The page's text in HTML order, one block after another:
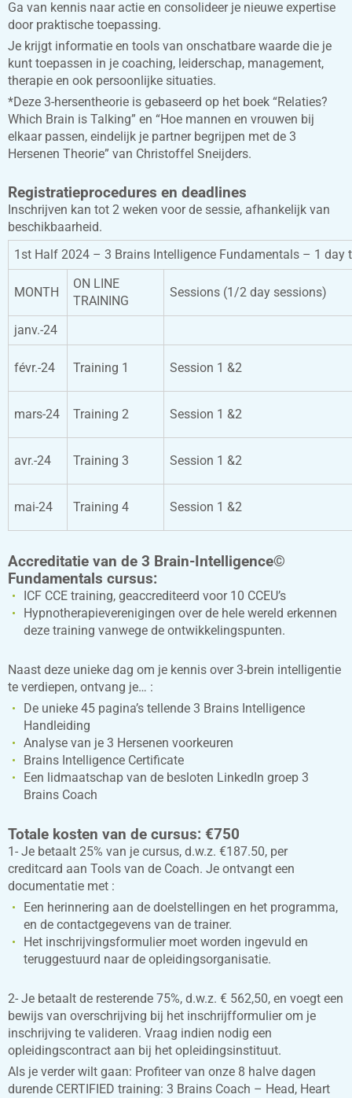
Ga van kennis naar actie en consolideer je nieuwe expertise
door praktische toepassing.
Je krijgt informatie en tools van onschatbare waarde die je
kunt toepassen in je coaching, leiderschap, management,
therapie en ook persoonlijke situaties.
*Deze 3-hersentheorie is gebaseerd op het boek “Relaties?
Which Brain is Talking” en “Hoe mannen en vrouwen bij
elkaar passen, eindelijk je partner begrijpen met de 3
Hersenen Theorie” van Christoffel Sneijders.
Registratieprocedures en deadlines
Inschrijven kan tot 2 weken voor de sessie, afhankelijk van
beschikbaarheid.
1st Half 2024 – 3 Brains Intelligence Fundamentals – 1 day
MONTH
ON LINE
TRAINING
Sessions (1/2 day sessions)
janv.-24
févr.-24 Training 1 Session 1 &2
mars-24 Training 2 Session 1 &2
avr.-24 Training 3 Session 1 &2
mai-24 Training 4 Session 1 &2
Accreditatie van de 3 Brain-Intelligence©
Fundamentals cursus:
ICF CCE training, geaccrediteerd voor 10 CCEU’s
Hypnotherapieverenigingen over de hele wereld erkennen
deze training vanwege de ontwikkelingspunten.
Naast deze unieke dag om je kennis over 3-brein intelligentie
te verdiepen, ontvang je… :
De unieke 45 pagina’s tellende 3 Brains Intelligence
Handleiding
Analyse van je 3 Hersenen voorkeuren
Brains Intelligence Certificate
Een lidmaatschap van de besloten LinkedIn groep 3
Brains Coach
Totale kosten van de cursus: €750
1- Je betaalt 25% van je cursus, d.w.z. €187.50, per
creditcard aan Tools van de Coach. Je ontvangt een
documentatie met :
Een herinnering aan de doelstellingen en het programma,
en de contactgegevens van de trainer.
Het inschrijvingsformulier moet worden ingevuld en
teruggestuurd naar de opleidingsorganisatie.
2- Je betaalt de resterende 75%, d.w.z. € 562,50, en voegt een
bewijs van overschrijving bij het inschrijfformulier om je
inschrijving te valideren. Vraag indien nodig een
opleidingscontract aan bij het opleidingsinstituut.
Als je verder wilt gaan: Profiteer van onze 8 halve dagen
durende CERTIFIED training: 3 Brains Coach – Head, Heart